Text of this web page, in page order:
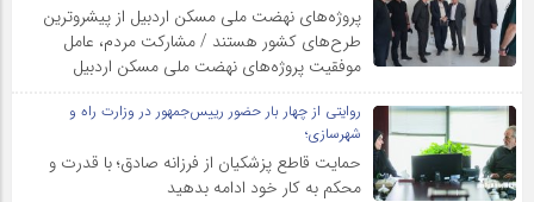
پروژه‌های نهضت ملی مسکن اردبیل از پیشروترین
طرح‌های کشور هستند / مشارکت مردم، عامل
موفقیت پروژه‌های نهضت ملی مسکن اردبیل
روایتی از چهار بار حضور رییس‌جمهور در وزارت راه و
شهرسازی؛
حمایت قاطع پزشکیان از فرزانه صادق؛ با قدرت و
محکم به کار خود ادامه بدهید